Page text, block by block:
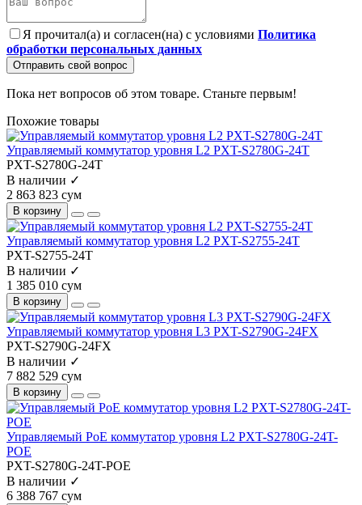
Я прочитал(а) и согласен(на) с условиями Политика
обработки персональных данных
Отправить свой вопрос
Пока нет вопросов об этом товаре. Станьте первым!
Похожие товары
Управляемый коммутатор уровня L2 PXT-S2780G-24T
PXT-S2780G-24T
В наличии ✓
2 863 823 сум
В корзину
Управляемый коммутатор уровня L2 PXT-S2755-24T
PXT-S2755-24T
В наличии ✓
1 385 010 сум
В корзину
Управляемый коммутатор уровня L3 PXT-S2790G-24FX
PXT-S2790G-24FX
В наличии ✓
7 882 529 сум
В корзину
Управляемый PoE коммутатор уровня L2 PXT-S2780G-24T-
POE
PXT-S2780G-24T-POE
В наличии ✓
6 388 767 сум